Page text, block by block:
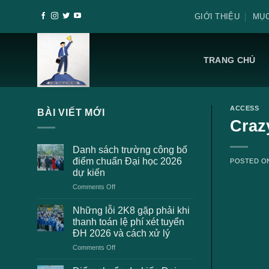
GIỚI THIỆU
TRANG CHỦ
BÀI VIẾT MỚI
Danh sách trường công bố
điểm chuẩn Đại học 2026
dự kiến
Comments Offon
sách
trường
công
bố
điểm
Đại
Những lỗi 2K8 gặp phải khi
thanh toán lệ phí xét tuyển
ĐH 2026 và cách xử lý
Comments Offon
lỗi
ACCESS
POSTED